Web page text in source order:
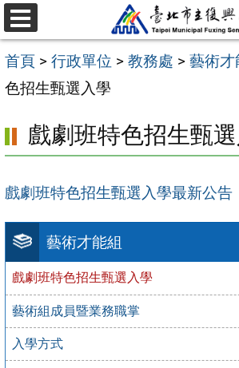
跳
至
主
要
容
選
單
首頁 > 行政單位 > 教務處 > 藝術才
色招生甄選入學
藝術才能組
戲劇班特色招生甄選入學
藝術組成員暨業務職掌
入學方式
戲劇班特色招生甄
戲劇班特色招生甄選入學最新公告